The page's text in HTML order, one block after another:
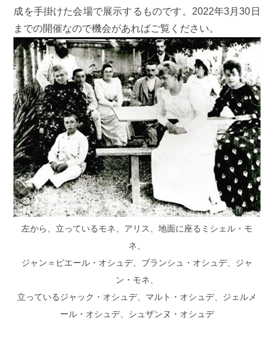
成を手掛けた会場で展示するものです。2022年3月30日
までの開催なので機会があればご覧ください。
左から、立っているモネ、アリス、地面に座るミシェル・モ
ネ、
ジャン＝ピエール・オシュデ、ブランシュ・オシュデ、ジャ
ン・モネ、
立っているジャック・オシュデ、マルト・オシュデ、ジェルメ
ール・オシュデ、シュザンヌ・オシュデ